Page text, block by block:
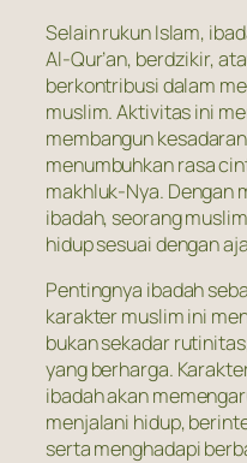
Selain rukun Islam,
Al-Qur’an, berdzikir,
berkontribusi dalam
muslim. Aktivitas ini
membangun
menumbuhkan rasa
makhluk-Nya. Dengan
ibadah, seorang
hidup sesuai dengan
Pentingnya ibadah
karakter muslim ini
bukan sekadar
yang berharga.
ibadah akan
menjalani hidup,
serta menghadapi